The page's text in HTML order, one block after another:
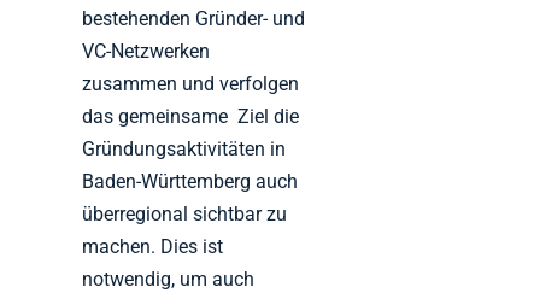
bestehenden Gründer- und
VC-Netzwerken
zusammen und verfolgen
das gemeinsame Ziel die
Gründungsaktivitäten in
Baden-Württemberg auch
überregional sichtbar zu
machen. Dies ist
notwendig, um auch